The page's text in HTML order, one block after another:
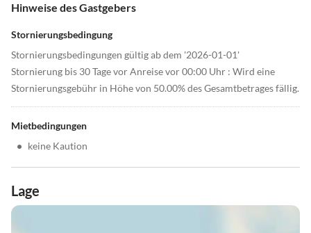
Hinweise des Gastgebers
Stornierungsbedingung
Stornierungsbedingungen gültig ab dem '2026-01-01'
Stornierung bis 30 Tage vor Anreise vor 00:00 Uhr : Wird eine
Stornierungsgebühr in Höhe von 50.00% des Gesamtbetrages fällig.
Mietbedingungen
• keine Kaution
Lage